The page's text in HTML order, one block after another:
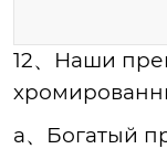
12、Наши
a、Богатый